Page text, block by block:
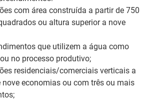
com área construída a partir de 750
ou altura superior a nove
que utilizem a água como
no processo produtivo;
residenciais/comerciais verticais a
nove economias ou com três ou mais